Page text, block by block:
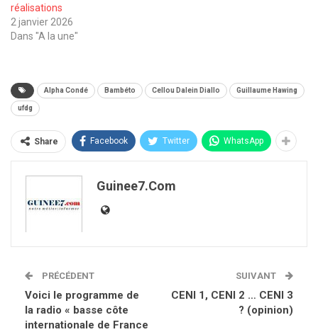
réalisations
2 janvier 2026
Dans "A la une"
Alpha Condé Bambéto Cellou Dalein Diallo Guillaume Hawing
ufdg
Share Facebook Twitter WhatsApp
Guinee7.com
PRÉCÉDENT
Voici le programme de
la radio « basse côte
internationale de France
SUIVANT
CENI 1, CENI 2 … CENI 3
? (opinion)